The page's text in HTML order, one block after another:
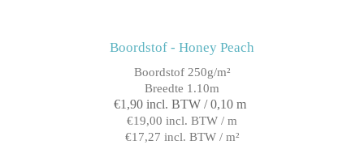
Boordstof - Honey Peach
Boordstof 250g/m²
Breedte 1.10m
€1,90 incl. BTW / 0,10 m
€19,00 incl. BTW / m
€17,27 incl. BTW / m²